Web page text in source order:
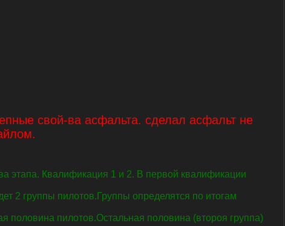
свой-ва асфальта. сделал асфальт не
этапа. Квалификация 1 и 2. В первой квалификации
2 группы пилотов.Группы определятся по итогам
половина пилотов.Остальная половина (второя группа)